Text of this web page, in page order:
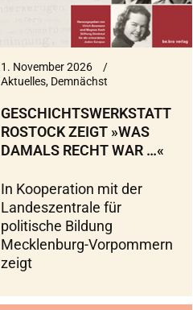
1. November 2026
Aktuelles, Demnächst
GESCHICHTSWERKSTATT
ROSTOCK ZEIGT »WAS
DAMALS RECHT WAR …«
In Kooperation mit der
Landeszentrale für
politische Bildung
Mecklenburg-Vorpommern
zeigt